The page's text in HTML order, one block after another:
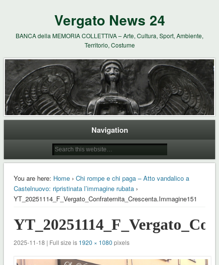
Vergato News 24
BANCA della MEMORIA COLLETTIVA – Arte, Cultura, Sport, Ambiente,
Territorio, Costume
Navigation
You are here: Home› Chi rompe e chi paga – Atto vandalico a
Castelnuovo: ripristinata l’immagine rubata›
YT_20251114_F_Vergato_Confraternita_Crescenta.Immagine151
2025-11-18 | Full size is 1920 × 1080 pixels